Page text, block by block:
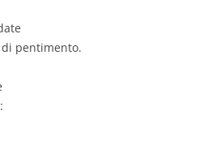
pentimento.